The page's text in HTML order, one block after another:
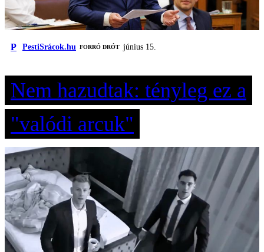
P PestiSrácok.hu FORRÓ DRÓT június 15.
Nem hazudtak: tényleg ez a
"valódi arcuk"